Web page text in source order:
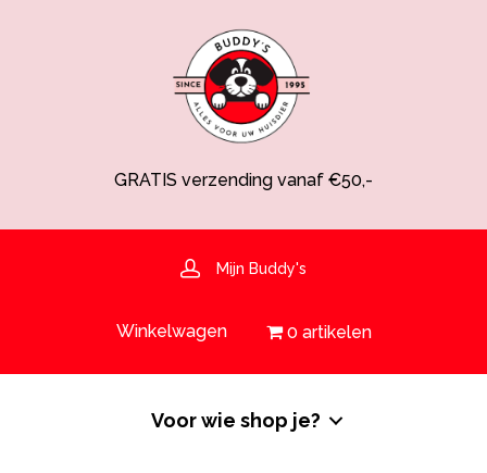
Spaarsysteem voor korting!
Hulp nodig? 030-6919793 of shop@buddys.nl
GRATIS bezorging in de regio
GRATIS verzending vanaf €50,-
Mijn Buddy's
Winkelwagen 0 artikelen
Voor wie shop je?